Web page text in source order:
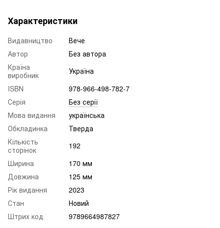
Характеристики
Видавництво
Вече
Автор
Без автора
Країна
виробник
Україна
ISBN
978-966-498-782-7
Серія
Без серії
Мова видання
українська
Обкладинка
Тверда
Кількість
сторінок
192
Ширина
170 мм
Довжина
125 мм
Рік видання
2023
Стан
Новий
Штрих код
9789664987827